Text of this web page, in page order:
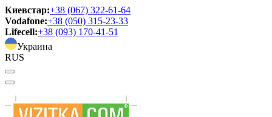
Киевстар:+38 (067) 322-61-64
Vodafone:+38 (050) 315-23-33
Lifecell:+38 (093) 170-41-51
Украина
RUS